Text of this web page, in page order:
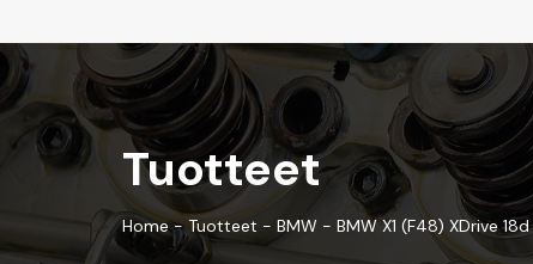
Tuotteet
Home-Tuotteet - BMW - BMW X1 (F48) XDrive 18d